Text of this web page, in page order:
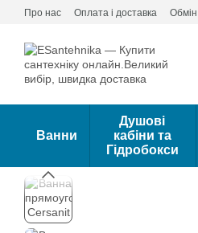
Перейти до основного контенту
Про нас Оплата і доставка
Ванни
Душові
кабіни та
Гідробокси